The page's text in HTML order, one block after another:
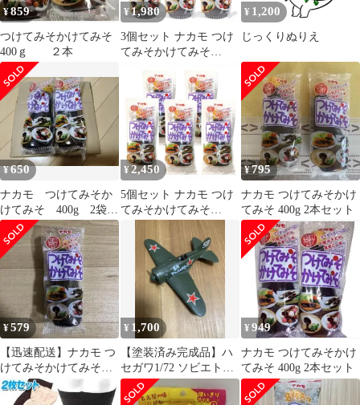
¥859
つけてみそかけてみそ
400ｇ ２本
¥1,980
3個セット ナカモ つけ
てみそかけてみそ
南倉庫
¥ 1,200
じっくりぬりえ
¥650
ナカモ つけてみそか
けてみそ 400g 2袋セ
ット
¥2,450
5個セット ナカモ つけ
てみそかけてみそ
400g 味噌風味 愛知
南倉庫
¥ 795
ナカモ つけてみそかけ
てみそ 400g 2本セット
¥579
【迅速配送】ナカモ つ
けてみそかけてみそ
400g
¥ 1,700
【塗装済み完成品】ハ
セガワ1/72 ソビエト軍
戦闘機 ポリカルポ
フ I-16
¥ 949
ナカモ つけてみそかけ
てみそ 400g 2本セット